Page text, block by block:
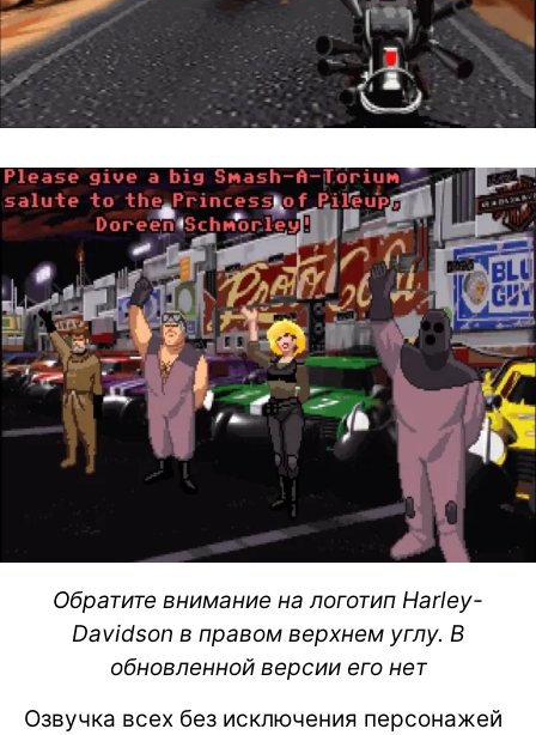
Обратите внимание на логотип Harley-
Davidson в правом верхнем углу. В
обновленной версии его нет
Озвучка всех без исключения персонажей